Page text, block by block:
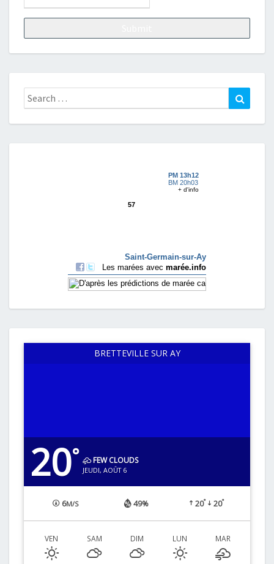
Search
for:
BRETTEVILLE SUR AY
20° FEW CLOUDS
JEUDI, AOÛT 6
6M/S 49% 20° 20°
VEN SAM DIM LUN MAR